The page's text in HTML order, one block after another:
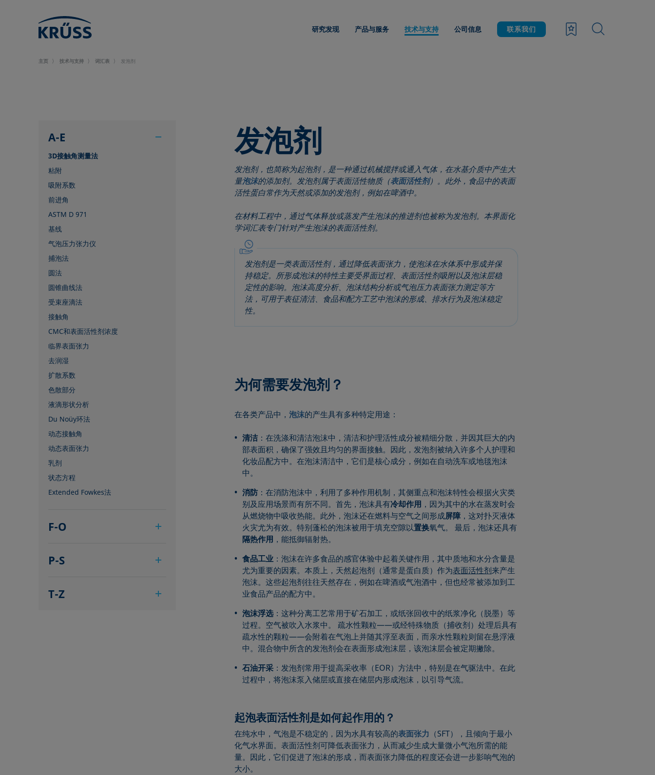
研究发现 产品与服务 技术与支持 公司信息 联系我们
主页 技术与支持 词汇表 发泡剂
A-E
3D接触角测量法
粘附
吸附系数
前进角
ASTM D 971
基线
气泡压力张力仪
捕泡法
圆法
圆锥曲线法
受束座滴法
接触角
CMC和表面活性剂浓度
临界表面张力
去润湿
扩散系数
色散部分
液滴形状分析
Du Noüy环法
动态接触角
动态表面张力
乳剂
状态方程
Extended Fowkes法
F-O
Foam Flash
Fowkes法
P-S
极性部分
T-Z
发泡剂
发泡剂，也简称为起泡剂，是一种通过机械搅拌或通入气体，在水基介质中产生大
量泡沫的添加剂。发泡剂属于表面活性物质（表面活性剂）。此外，食品中的表面
活性蛋白常作为天然或添加的发泡剂，例如在啤酒中。
在材料工程中，通过气体释放或蒸发产生泡沫的推进剂也被称为发泡剂。本界面化
学词汇表专门针对产生泡沫的表面活性剂。
发泡剂是一类表面活性剂，通过降低表面张力，使泡沫在水体系中形成并保
持稳定。所形成泡沫的特性主要受界面过程、表面活性剂吸附以及泡沫层稳
定性的影响。泡沫高度分析、泡沫结构分析或气泡压力表面张力测定等方
法，可用于表征清洁、食品和配方工艺中泡沫的形成、排水行为及泡沫稳定
性。
为何需要发泡剂？
在各类产品中， 泡沫的产生具有多种特定用途：
清洁：在洗涤和清洁泡沫中，清洁和护理活性成分被精细分散，并因其巨大的内
部表面积，确保了强效且均匀的界面接触。因此，发泡剂被纳入许多个人护理和
化妆品配方中。在泡沫清洁中，它们是核心成分，例如在自动洗车或地毯泡沫
中。
消防：在消防泡沫中，利用了多种作用机制，其侧重点和泡沫特性会根据火灾类
别及应用场景而有所不同。首先，泡沫具有冷却作用 ，因为其中的水在蒸发时会
从燃烧物中吸收热能。此外，泡沫还在燃料与空气之间形成屏障，这对扑灭液体
火灾尤为有效。特别蓬松的泡沫被用于填充空隙以置换氧气。 最后，泡沫还具有
隔热作用 ，能抵御辐射热。
食品工业：泡沫在许多食品的感官体验中起着关键作用，其中质地和水分含量是
尤为重要的因素。本质上，天然起泡剂（通常是蛋白质）作为表面活性剂来产生
泡沫。这些起泡剂往往天然存在，例如在啤酒或气泡酒中，但也经常被添加到工
业食品产品的配方中。
泡沫浮选：这种分离工艺常用于矿石加工，或纸张回收中的纸浆净化（脱墨）等
过程。空气被吹入水浆中。 疏水性颗粒——或经特殊物质（捕收剂）处理后具有
疏水性的颗粒——会附着在气泡上并随其浮至表面，而亲水性颗粒则留在悬浮液
中。混合物中所含的发泡剂会在表面形成泡沫层，该泡沫层会被定期撇除。
石油开采：发泡剂常用于提高采收率（EOR）方法中，特别是在气驱法中。在此
过程中，将泡沫泵入储层或直接在储层内形成泡沫，以引导气流。
起泡表面活性剂是如何起作用的？
在纯水中，气泡是不稳定的，因为水具有较高的表面张力 （SFT），且倾向于最小
化气水界面。表面活性剂可降低表面张力，从而减少生成大量微小气泡所需的能
量。因此，它们促进了泡沫的形成，而表面张力降低的程度还会进一步影响气泡的
大小。